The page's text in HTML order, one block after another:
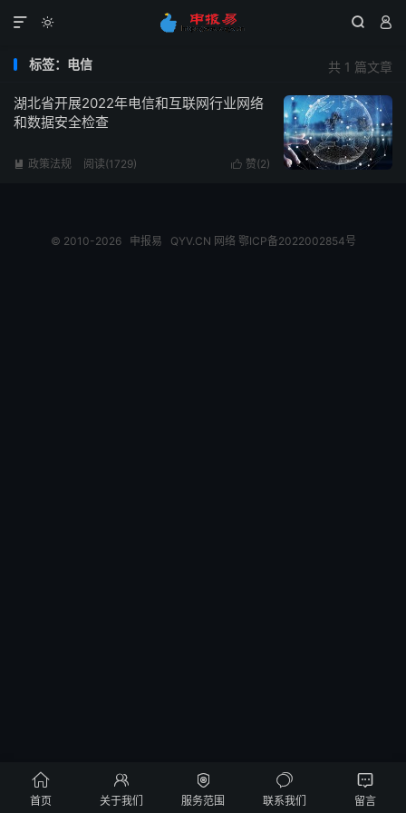
  

共 1 篇文章
标签：电信
湖北省开展2022年电信和互联网行业网络
和数据安全检查
 赞(2)
 政策法规 阅读(1729)
© 2010-2026 申报易 QYV.CN 网络 鄂ICP备2022002854号

首页

关于我们

服务范围

联系我们

留言